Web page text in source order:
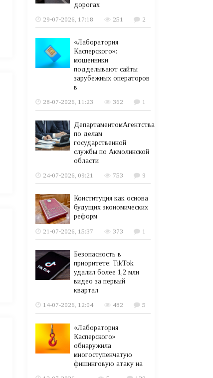
дорогах
29-07-2026, 17:18
251 2
«Лаборатория
Касперского»:
мошенники
подделывают сайты
зарубежных операторов
в
28-07-2026, 11:23
362 1
ДепартаментомАгентства
по делам
государственной
службы по Акмолинской
области
24-07-2026, 09:21
753 9
Конституция как основа
будущих экономических
реформ
21-07-2026, 15:37
373 1
Безопасность в
приоритете: TikTok
удалил более 1,2 млн
видео за первый
квартал
14-07-2026, 12:04
482 5
«Лаборатория
Касперского»
обнаружила
многоступенчатую
фишинговую атаку на